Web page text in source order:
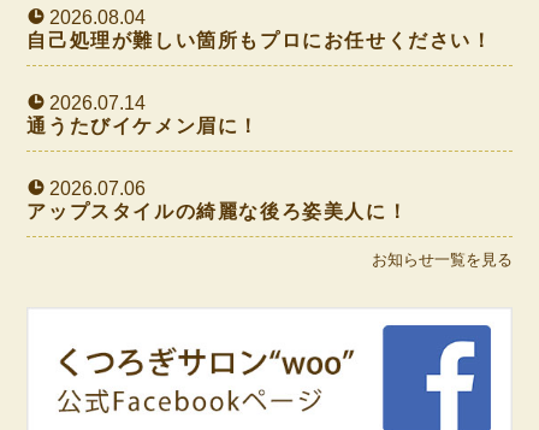
2026.08.04
自己処理が難しい箇所もプロにお任せください！
2026.07.14
通うたびイケメン眉に！
2026.07.06
アップスタイルの綺麗な後ろ姿美人に！
お知らせ一覧を見る